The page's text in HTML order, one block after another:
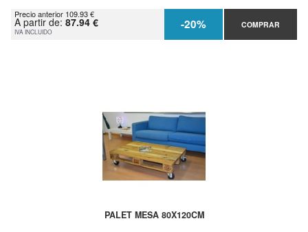
Precio anterior 109.93 €
A partir de: 87.94 €
IVA INCLUIDO -20% COMPRAR
PALET MESA 80X120CM